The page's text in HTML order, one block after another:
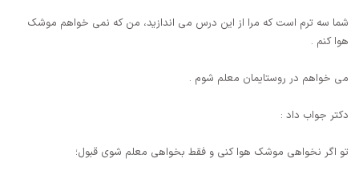
شما سه ترم است که مرا از این درس می اندازید، من که نمی خواهم موشک
هوا کنم .
می خواهم در روستایمان معلم شوم .
دکتر جواب داد :
تو اگر نخواهی موشک هوا کنی و فقط بخواهی معلم شوی قبول؛